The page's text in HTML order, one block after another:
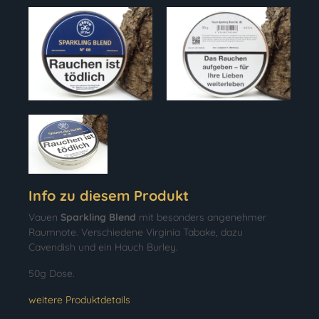
Info zu diesem Produkt
Vauen Sparkling Blend mit besonders angenehmer
Raumnote. Verschiedene Virginia Tabake, dazu
Cavendish und ein Hauch Burley.
50g Dose.
weitere Produktdetails